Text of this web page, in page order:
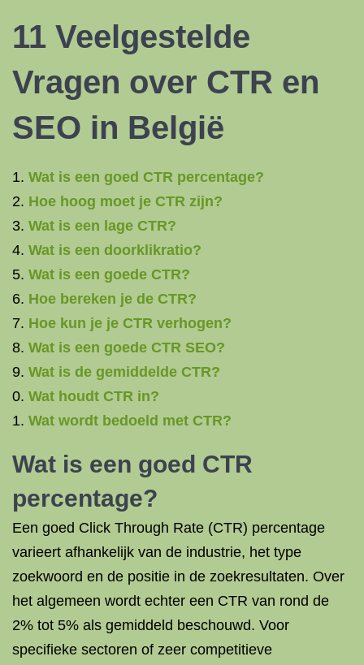
11 Veelgestelde
Vragen over CTR en
SEO in België
Wat is een goed CTR percentage?
Hoe hoog moet je CTR zijn?
Wat is een lage CTR?
Wat is een doorklikratio?
Wat is een goede CTR?
Hoe bereken je de CTR?
Hoe kun je je CTR verhogen?
Wat is een goede CTR SEO?
Wat is de gemiddelde CTR?
Wat houdt CTR in?
Wat wordt bedoeld met CTR?
Wat is een goed CTR
percentage?
Een goed Click Through Rate (CTR) percentage
varieert afhankelijk van de industrie, het type
zoekwoord en de positie in de zoekresultaten. Over
het algemeen wordt echter een CTR van rond de
2% tot 5% als gemiddeld beschouwd. Voor
specifieke sectoren of zeer competitieve